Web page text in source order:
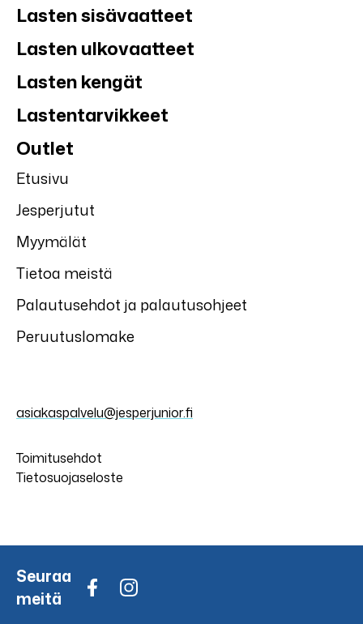
Lasten sisävaatteet
Lasten ulkovaatteet
Lasten kengät
Lastentarvikkeet
Outlet
Etusivu
Jesperjutut
Myymälät
Tietoa meistä
Palautusehdot ja palautusohjeet
Peruutuslomake
asiakaspalvelu@jesperjunior.fi
Toimitusehdot
Tietosuojaseloste
Seuraa
meitä